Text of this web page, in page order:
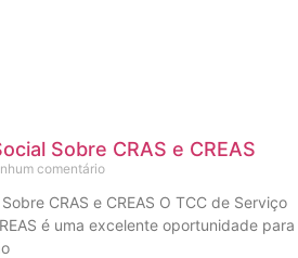
Sobre CRAS e CREAS
comentário
CRAS e CREAS O TCC de Serviço
é uma excelente oportunidade para